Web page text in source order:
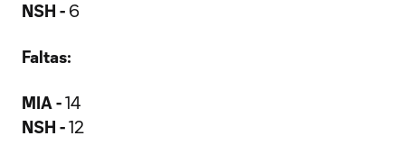
NSH - 6
Faltas:
MIA -14
NSH -12